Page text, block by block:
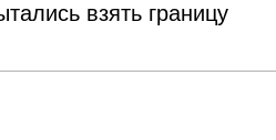
взять границу